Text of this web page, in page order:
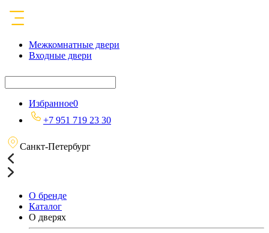
Межкомнатные двери
Входные двери
Избранное0
+7 951 719 23 30
Санкт-Петербург
О бренде
Каталог
О дверях